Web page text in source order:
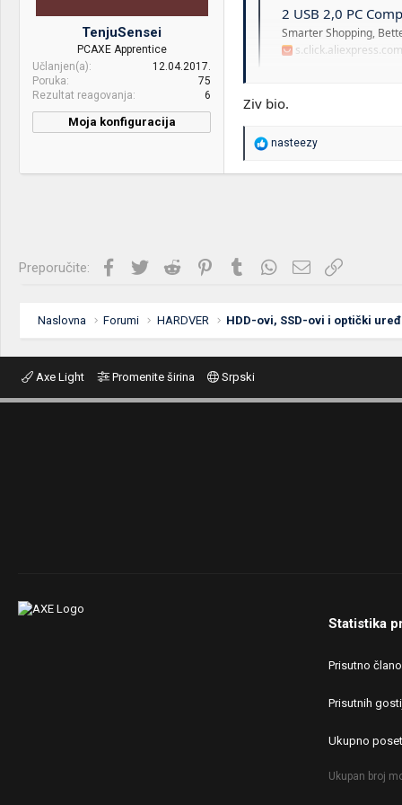
TenjuSensei
PCAXE Apprentice
Učlanjen(a)
12.04.2017.
Poruka
75
Rezultat reagovanja
6
Moja konfiguracija
2 USB 2,0 PC Computer Fall
Smarter Shopping,
s.click.aliexpress.com
Ziv bio.
R
a
nasteezy
Preporučite: Facebook
Twitter Reddit PinterestTumblrWhatsApp
Imejl Link
Naslovna Forumi HARDVER HDD-ovi, SSD-ovi i optički
Axe Light Promenite širina Srpski
Statistika
Prisutno
Prisutnih
Ukupno
Ukupan broj